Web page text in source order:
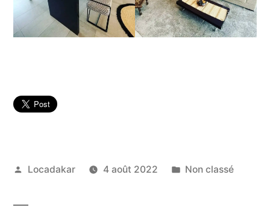
Publié
Locadakar 4 août 2022
Publié
Non classé